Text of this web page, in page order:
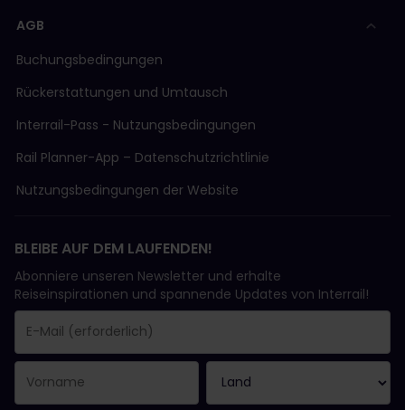
AGB
Buchungsbedingungen
Rückerstattungen und Umtausch
Interrail-Pass - Nutzungsbedingungen
Rail Planner-App – Datenschutzrichtlinie
Nutzungsbedingungen der Website
BLEIBE AUF DEM LAUFENDEN!
Abonniere unseren Newsletter und erhalte
Reiseinspirationen und spannende Updates von Interrail!